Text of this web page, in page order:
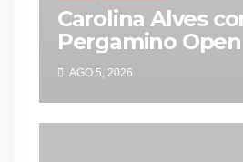
Carolina Alves
Pergamino
una gran
final
AGO 5, 2026